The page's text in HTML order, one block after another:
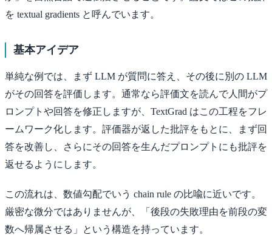
を textual gradients と呼んでいます。
基本アイデア
単純な例では、まず LLM が質問に答え、その後に別の LLM
がその回答を評価します。通常なら評価文を読んで人間がプ
ロンプトや回答を修正しますが、TextGrad はこの工程をフレ
ームワーク化します。評価器が返した批評をもとに、まず回
答を改善し、さらにその回答を生んだプロンプトにも批評を
返せるようにします。
この流れは、数値勾配でいう chain rule の比喩に近いです。
厳密な微分ではありませんが、「後段の失敗理由を前段の変
数へ帰属させる」という構造を持っています。